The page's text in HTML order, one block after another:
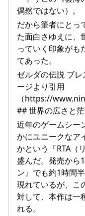
偶然ではない）。
だから筆者にとっ
た面白さゆえに、
っていく印象がも
てあった。
ゼルダの伝説 ブ
ージより引用
（https://
## 世界の広さと
近年のゲームシー
かにユニークなア
かという「RTA（
盛んだ。発売から
ン』でも約1時間
現れているが、こ
対して、本作は一
れる。